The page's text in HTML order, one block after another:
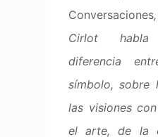
Conversaciones
Cirlot
diferencia
símbolo, sobre
las visiones
el arte, de la